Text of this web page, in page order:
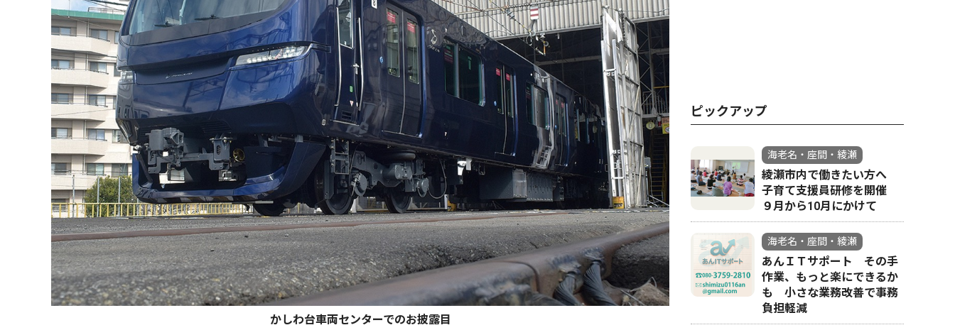
かしわ台車両センターでのお披露目
ピックアップ
海老名・座間・綾瀬
綾瀬市内で働きたい方へ
子育て支援員研修を開催
９月から10月にかけて
海老名・座間・綾瀬
あんＩＴサポート その手
作業、もっと楽にできるか
も 小さな業務改善で事務
負担軽減